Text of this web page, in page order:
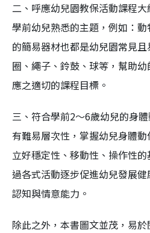
二、呼應幼兒園教保活動課程
學前幼兒熟悉的主題，例如：
的簡易器材也都是幼兒園常見
圈、繩子、鈴鼓、球等，幫助
應之適切的課程目標。
三、符合學前2～6歲幼兒的身
有難易層次性，掌握幼兒身體
立好穩定性、移動性、操作性
過各式活動逐步促進幼兒發展健
認知與情意能力。
除此之外，本書圖文並茂，易